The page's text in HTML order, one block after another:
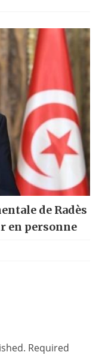
de Radès
en personne
Required